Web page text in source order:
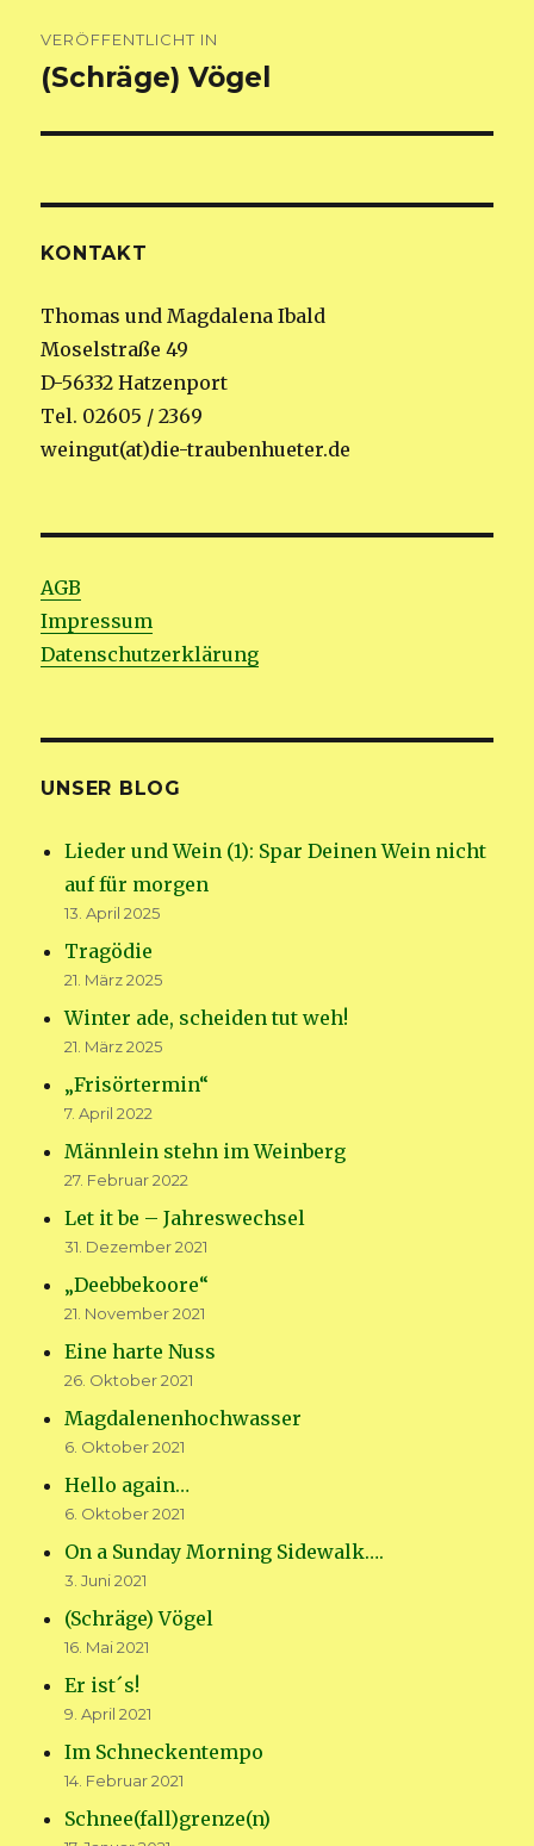
VERÖFFENTLICHT IN
(Schräge) Vögel
KONTAKT
Thomas und Magdalena Ibald
Moselstraße 49
D-56332 Hatzenport
Tel. 02605 / 2369
weingut(at)die-traubenhueter.de
AGB
Impressum
Datenschutzerklärung
UNSER BLOG
Lieder und Wein (1): Spar Deinen Wein nicht
auf für morgen
13. April 2025
Tragödie
21. März 2025
Winter ade, scheiden tut weh!
21. März 2025
„Frisörtermin“
7. April 2022
Männlein stehn im Weinberg
27. Februar 2022
Let it be – Jahreswechsel
31. Dezember 2021
„Deebbekoore“
21. November 2021
Eine harte Nuss
26. Oktober 2021
Magdalenenhochwasser
6. Oktober 2021
Hello again…
6. Oktober 2021
On a Sunday Morning Sidewalk….
3. Juni 2021
(Schräge) Vögel
16. Mai 2021
Er ist´s!
9. April 2021
Im Schneckentempo
14. Februar 2021
Schnee(fall)grenze(n)